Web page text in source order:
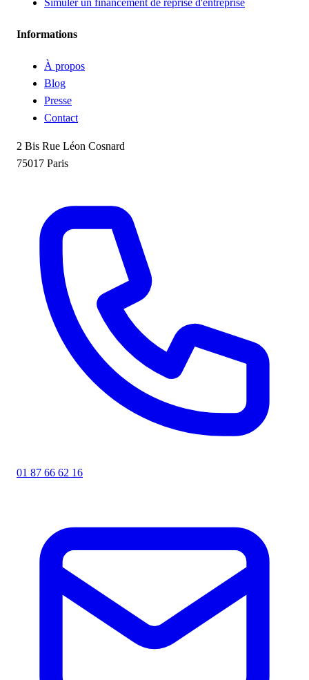
Informations
À propos
Blog
Presse
Contact
2 Bis Rue Léon Cosnard
75017 Paris
01 87 66 62 16